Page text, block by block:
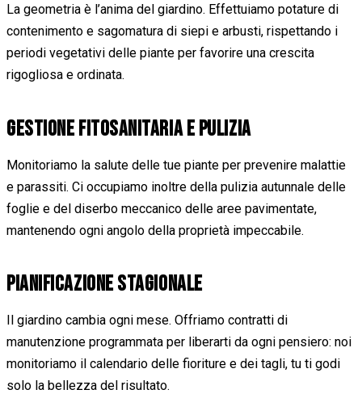
La geometria è l’anima del giardino. Effettuiamo potature di
contenimento e sagomatura di siepi e arbusti, rispettando i
periodi vegetativi delle piante per favorire una crescita
rigogliosa e ordinata.
GESTIONE FITOSANITARIA E PULIZIA
Monitoriamo la salute delle tue piante per prevenire malattie
e parassiti. Ci occupiamo inoltre della pulizia autunnale delle
foglie e del diserbo meccanico delle aree pavimentate,
mantenendo ogni angolo della proprietà impeccabile.
PIANIFICAZIONE STAGIONALE
Il giardino cambia ogni mese. Offriamo contratti di
manutenzione programmata per liberarti da ogni pensiero: noi
monitoriamo il calendario delle fioriture e dei tagli, tu ti godi
solo la bellezza del risultato.